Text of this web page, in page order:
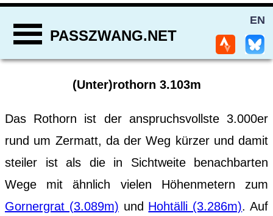
EN
PASSZWANG.NET
(Unter)rothorn 3.103m
Das Rothorn ist der anspruchsvollste 3.000er
rund um Zermatt, da der Weg kürzer und damit
steiler ist als die in Sichtweite benachbarten
Wege mit ähnlich vielen Höhenmetern zum
Gornergrat (3.089m) und Hohtälli (3.286m). Auf